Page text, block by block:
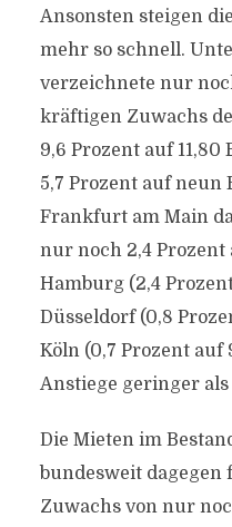
Ansonsten steigen
mehr so schnell.
verzeichnete nur
kräftigen Zuwachs
9,6 Prozent auf
5,7 Prozent auf neun
Frankfurt am Main
nur noch 2,4 Prozent
Hamburg (2,4
Düsseldorf (0,8
Köln (0,7 Prozent auf
Anstiege geringer
Die Mieten im
bundesweit
Zuwachs von nur